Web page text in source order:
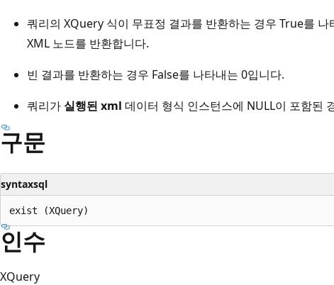
쿼리의 XQuery 식이 무표정 결과를 반환하는 경우 True를 나
XML 노드를 반환합니다.
빈 결과를 반환하는 경우 False를 나타내는 0입니다.
쿼리가 실행된 xml 데이터 형식 인스턴스에 NULL이 포함된
구문
syntaxsql
인수
XQuery